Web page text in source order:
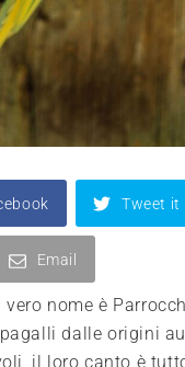
Tweet it
Email
vero nome è
dalle origini
il loro canto è